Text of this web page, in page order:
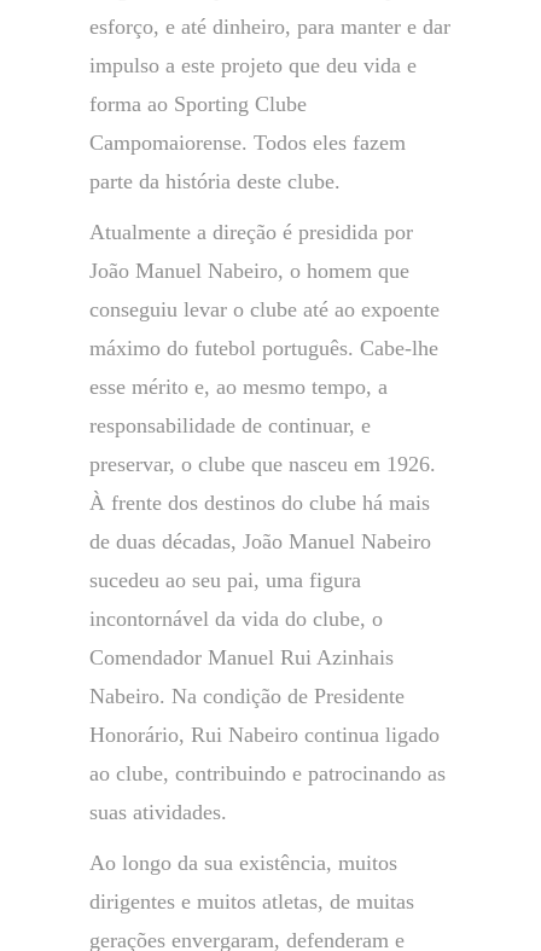
esforço, e até dinheiro, para manter e dar
impulso a este projeto que deu vida e
forma ao Sporting Clube
Campomaiorense. Todos eles fazem
parte da história deste clube.
Atualmente a direção é presidida por
João Manuel Nabeiro, o homem que
conseguiu levar o clube até ao expoente
máximo do futebol português. Cabe-lhe
esse mérito e, ao mesmo tempo, a
responsabilidade de continuar, e
preservar, o clube que nasceu em 1926.
À frente dos destinos do clube há mais
de duas décadas, João Manuel Nabeiro
sucedeu ao seu pai, uma figura
incontornável da vida do clube, o
Comendador Manuel Rui Azinhais
Nabeiro. Na condição de Presidente
Honorário, Rui Nabeiro continua ligado
ao clube, contribuindo e patrocinando as
suas atividades.
Ao longo da sua existência, muitos
dirigentes e muitos atletas, de muitas
gerações envergaram, defenderam e